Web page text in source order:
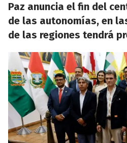
Paz anuncia el fin del
de las autonomías, en
de las regiones tendrá